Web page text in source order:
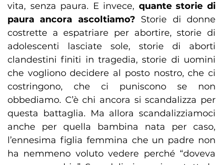
vita, senza paura. E invece, quante storie di
paura ancora ascoltiamo? Storie di donne
costrette a espatriare per abortire, storie di
adolescenti lasciate sole, storie di aborti
clandestini finiti in tragedia, storie di uomini
che vogliono decidere al posto nostro, che ci
costringono, che ci puniscono se non
obbediamo. C’è chi ancora si scandalizza per
questa battaglia. Ma allora scandalizziamoci
anche per quella bambina nata per caso,
l’ennesima figlia femmina che un padre non
ha nemmeno voluto vedere perché “doveva